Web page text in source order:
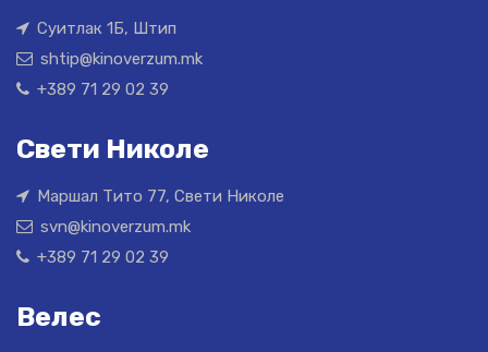
Суитлак 1Б, Штип
shtip@kinoverzum.mk
+389 71 29 02 39
Свети Николе
Маршал Тито 77, Свети Николе
svn@kinoverzum.mk
+389 71 29 02 39
Велес